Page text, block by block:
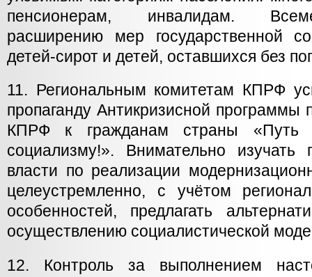
пенсионерам, инвалидам.
расширению мер государственной
детей-сирот и детей, оставшихся без
11. Региональным комитетам КПРФ
пропаганду Антикризисной
КПРФ к гражданам страны
социализму!». Внимательно изучать
власти по реализации
целеустремленно, с учётом
особенностей, предлагать
осуществлению социалистической
12. Контроль за выполнением